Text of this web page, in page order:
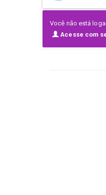
la plaza para
plazas.
Você não está
Acesse com